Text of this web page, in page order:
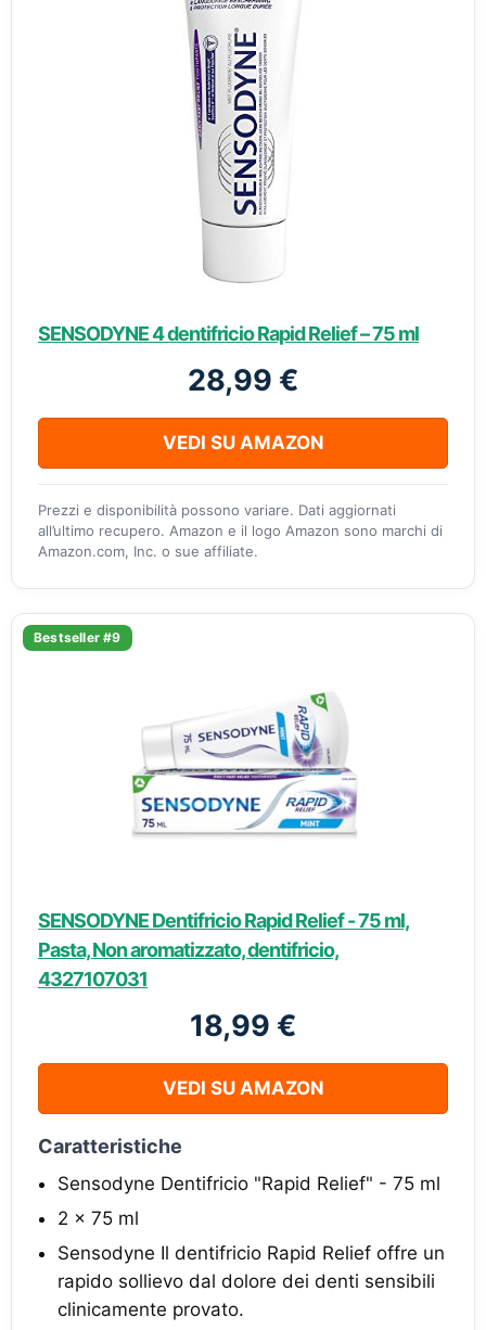
SENSODYNE 4 dentifricio Rapid Relief – 75 ml
28,99 €
VEDI SU AMAZON
Prezzi e disponibilità possono variare. Dati aggiornati
all’ultimo recupero. Amazon e il logo Amazon sono marchi di
Amazon.com, Inc. o sue affiliate.
Bestseller #9
SENSODYNE Dentifricio Rapid Relief - 75 ml,
Pasta, Non aromatizzato, dentifricio,
4327107031
18,99 €
VEDI SU AMAZON
Caratteristiche
Sensodyne Dentifricio "Rapid Relief" - 75 ml
2 x 75 ml
Sensodyne Il dentifricio Rapid Relief offre un
rapido sollievo dal dolore dei denti sensibili
clinicamente provato.